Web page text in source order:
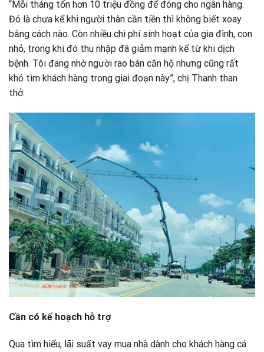
“Mỗi tháng tốn hơn 10 triệu đồng để đóng cho ngân hàng.
Đó là chưa kể khi người thân cần tiền thì không biết xoay
bằng cách nào. Còn nhiều chi phí sinh hoạt của gia đình, con
nhỏ, trong khi đó thu nhập đã giảm mạnh kể từ khi dịch
bệnh. Tôi đang nhờ người rao bán căn hộ nhưng cũng rất
khó tìm khách hàng trong giai đoạn này”, chị Thanh than
thở.
Cần có kế hoạch hỗ trợ
Qua tìm hiểu, lãi suất vay mua nhà dành cho khách hàng cá